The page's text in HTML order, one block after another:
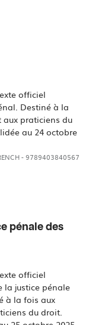
officiel
Destiné à la
praticiens du
au 24 octobre
- 9789403840567
pénale des
officiel
la justice pénale
à la fois aux
du droit.